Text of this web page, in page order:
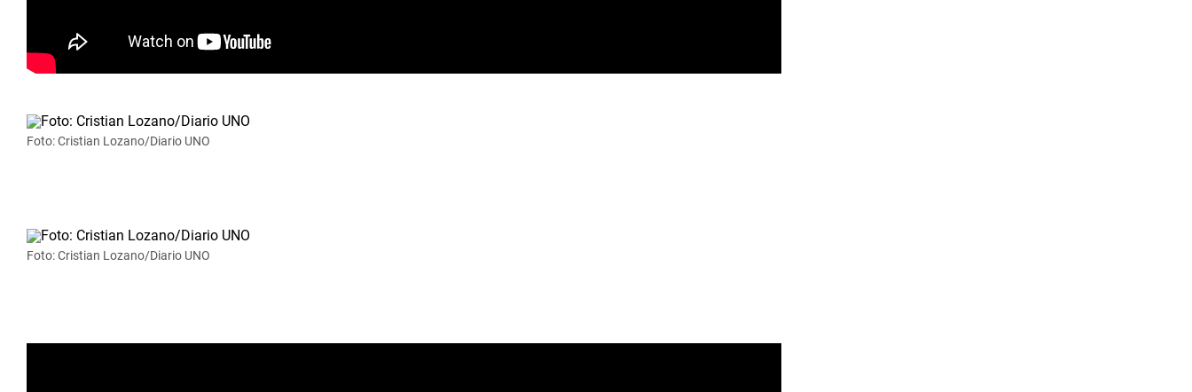
Foto: Cristian Lozano/Diario UNO
Foto: Cristian Lozano/Diario UNO